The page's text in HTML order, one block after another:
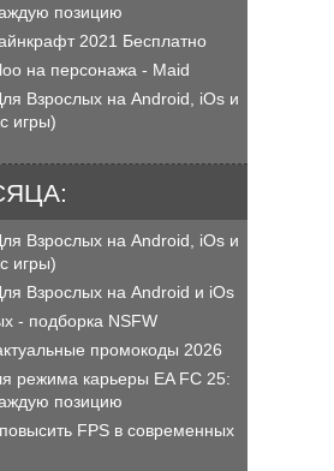
позицию
2021 Бесплатно
на персонажа - Maid
Взрослых на Android, iOs и
игры)
Взрослых на Android, iOs и
игры)
Взрослых на Android и iOs
- подборка NSFW
промокоды 2026
режима карьеры EA FC 25:
позицию
FPS в современных